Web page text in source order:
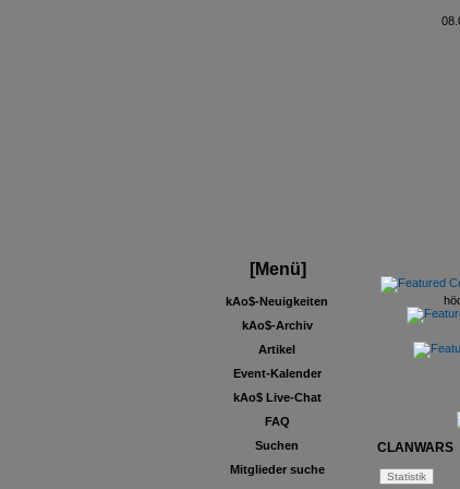
[Menü]
kAo$-Neuigkeiten
kAo$-Archiv
Artikel
Event-Kalender
kAo$ Live-Chat
FAQ
Suchen
Mitglieder suche
CLANWARS